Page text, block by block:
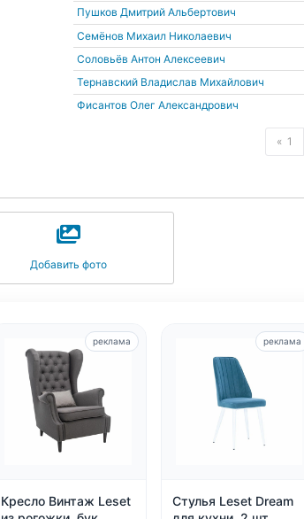
Пушков Дмитрий Альбертович
Семёнов Михаил Николаевич
Соловьёв Антон Алексеевич
Тернавский Владислав Михайлович
Фисантов Олег Александрович
1
Добавить фото
Кресло Винтаж Leset
реклама
Стулья Leset Dream
реклама